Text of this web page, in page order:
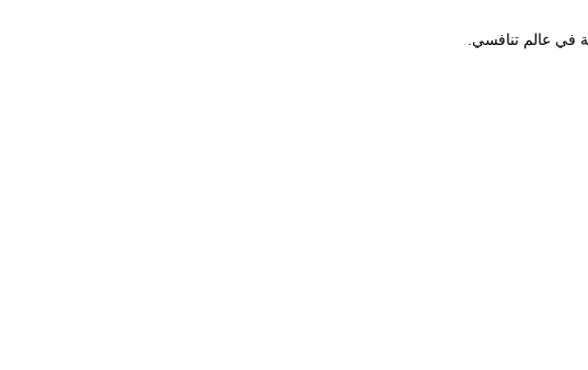
في عالم تنافسي.